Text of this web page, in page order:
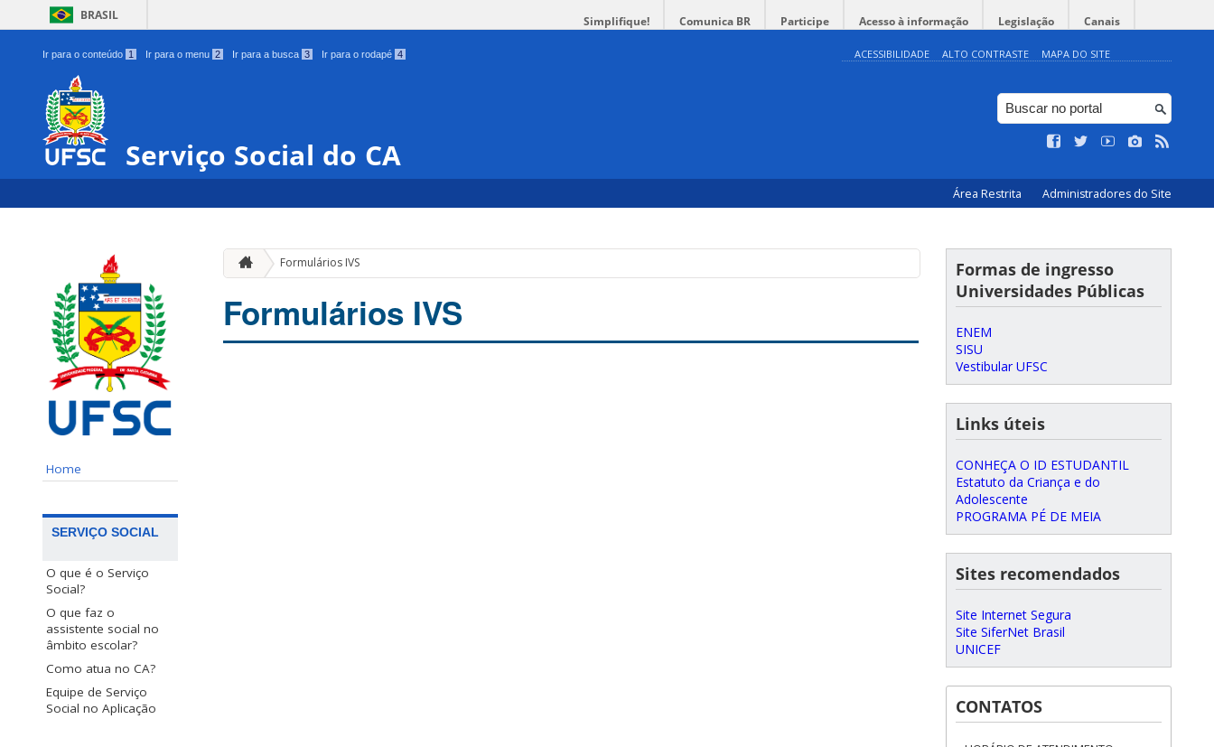
BRASIL Simplifique! Comunica BR Participe Acesso à informação Legislação Canais
Ir para o conteúdo 1 Ir para o menu 2 Ir para a busca 3 Ir para o rodapé 4 ACESSIBILIDADE ALTO CONTRASTE MAPA DO SITE
Serviço Social do CA
Área Restrita Administradores do Site
Home
SERVIÇO SOCIAL
O que é o Serviço
Social?
O que faz o
assistente social no
âmbito escolar?
Como atua no CA?
Equipe de Serviço
Social no Aplicação
Formulários IVS
Formulários IVS
Formas de ingresso
Universidades Públicas
ENEM
SISU
Vestibular UFSC
Links úteis
CONHEÇA O ID ESTUDANTIL
Estatuto da Criança e do
Adolescente
PROGRAMA PÉ DE MEIA
Sites recomendados
Site Internet Segura
Site SiferNet Brasil
UNICEF
CONTATOS